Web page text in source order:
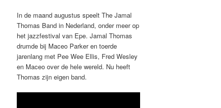
In de maand augustus speelt The Jamal
Thomas Band in Nederland, onder meer op
het jazzfestival van Epe. Jamal Thomas
drumde bij Maceo Parker en toerde
jarenlang met Pee Wee Ellis, Fred Wesley
en Maceo over de hele wereld. Nu heeft
Thomas zijn eigen band.